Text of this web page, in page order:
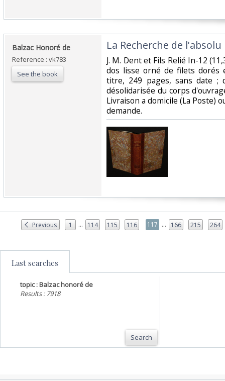
‎Balzac Honoré de‎
Reference : vk783
See the book
‎La Recherche de l'absolu‎
‎J. M. Dent et Fils Relié In-12
dos lisse orné de filets dorés
titre, 249 pages, sans date ;
désolidarisée du corps
Livraison a domicile (La Poste)
demande.‎
Previous 1 ... 114 115 116 117 ... 166 215 264
Last searches
topic : Balzac honoré de
Results : 7918
Search